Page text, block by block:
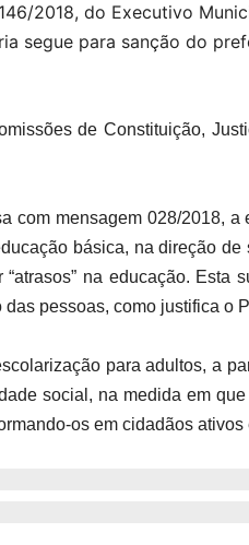
2018, do Executivo
segue para sanção do
de Constituição,
com mensagem 028/2018,
básica, na direção
na educação.
pessoas, como justifica o
para adultos, a
social, na medida em
os em cidadãos